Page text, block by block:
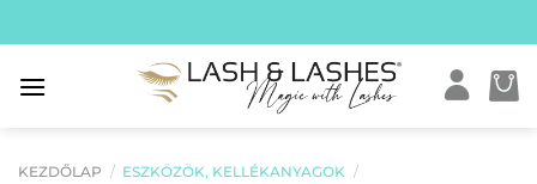
to
content
KEZDŐLAP / ESZKÖZÖK, KELLÉKANYAGOK /